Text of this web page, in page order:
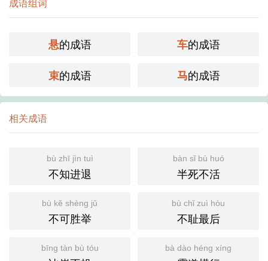
悬的成语 车的成语
束的成语 马的成语
相关成语
bù zhī jìn tuì
不知进退
bàn sǐ bù huó
半死不活
bù kě shèng jǔ
不可胜举
bù chǐ zuì hòu
不耻最后
bīng tàn bù tóu bà dào héng xíng